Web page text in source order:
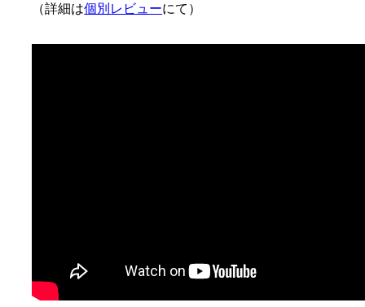
（詳細は個別レビューにて）